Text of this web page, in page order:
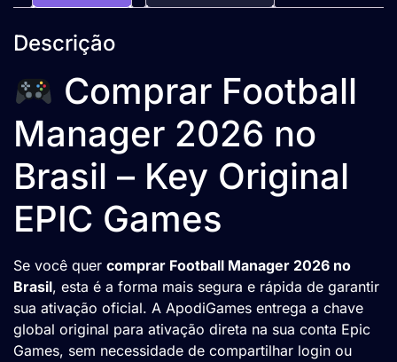
Descrição
Comprar Football
Manager 2026 no
Brasil – Key Original
EPIC Games
Se você quer comprar Football Manager 2026 no
Brasil, esta é a forma mais segura e rápida de garantir
sua ativação oficial. A ApodiGames entrega a chave
global original para ativação direta na sua conta Epic
Games, sem necessidade de compartilhar login ou